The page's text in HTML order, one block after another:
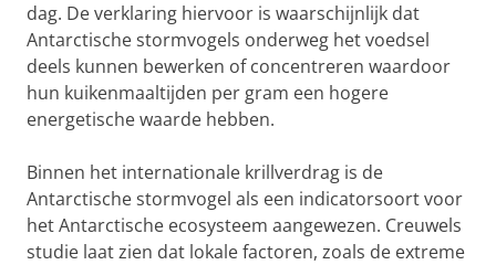
dag. De verklaring hiervoor is waarschijnlijk dat
Antarctische stormvogels onderweg het voedsel
deels kunnen bewerken of concentreren waardoor
hun kuikenmaaltijden per gram een hogere
energetische waarde hebben.
Binnen het internationale krillverdrag is de
Antarctische stormvogel als een indicatorsoort voor
het Antarctische ecosysteem aangewezen. Creuwels
studie laat zien dat lokale factoren, zoals de extreme